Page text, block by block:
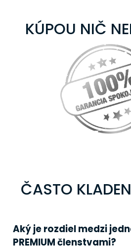
KÚPOU NIČ
ČASTO
Aký je rozdiel medzi
PREMIUM členstvami?